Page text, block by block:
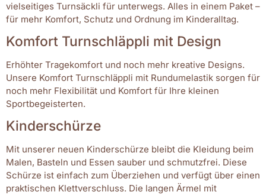
vielseitiges Turnsäckli für unterwegs. Alles in einem Paket –
für mehr Komfort, Schutz und Ordnung im Kinderalltag.
Komfort Turnschläppli mit Design
Erhöhter Tragekomfort und noch mehr kreative Designs.
Unsere Komfort Turnschläppli mit Rundumelastik sorgen für
noch mehr Flexibilität und Komfort für Ihre kleinen
Sportbegeisterten.
Kinderschürze
Mit unserer neuen Kinderschürze bleibt die Kleidung beim
Malen, Basteln und Essen sauber und schmutzfrei. Diese
Schürze ist einfach zum Überziehen und verfügt über einen
praktischen Klettverschluss. Die langen Ärmel mit